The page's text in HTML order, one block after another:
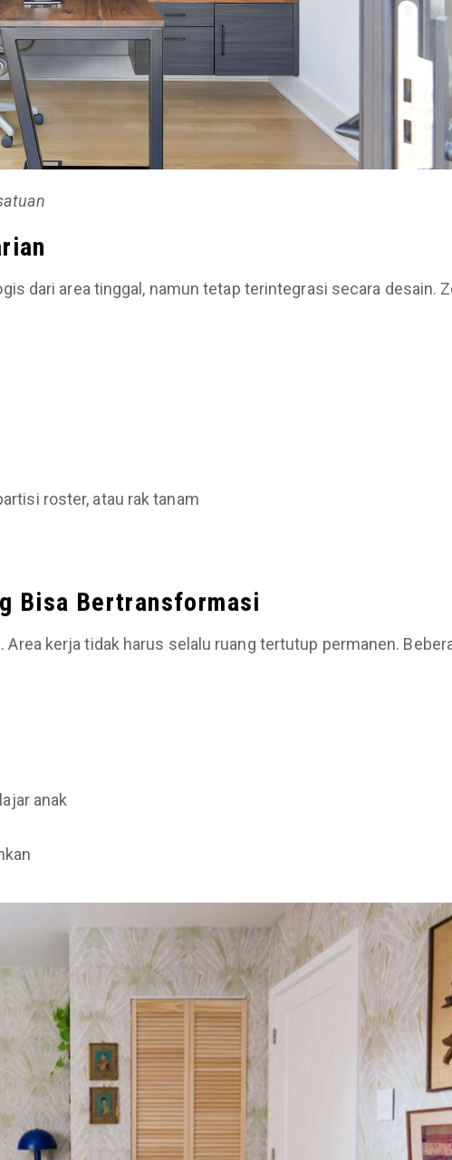
dari area tinggal, namun tetap terintegrasi secara desain.
roster, atau rak tanam
Bisa Bertransformasi
kerja tidak harus selalu ruang tertutup permanen.
anak